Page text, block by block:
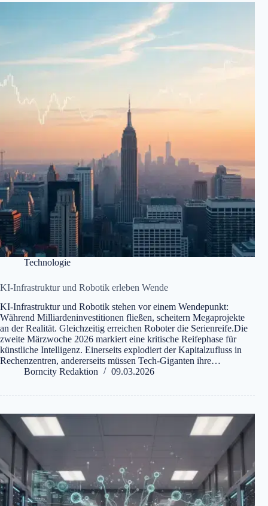
Technologie
KI-Infrastruktur und Robotik erleben Wende
KI-Infrastruktur und Robotik stehen vor einem Wendepunkt:
Während Milliardeninvestitionen fließen, scheitern Megaprojekte
an der Realität. Gleichzeitig erreichen Roboter die Serienreife.Die
zweite Märzwoche 2026 markiert eine kritische Reifephase für
künstliche Intelligenz. Einerseits explodiert der Kapitalzufluss in
Rechenzentren, andererseits müssen Tech-Giganten ihre…
Borncity Redaktion
09.03.2026